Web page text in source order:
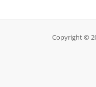
Copyright ©